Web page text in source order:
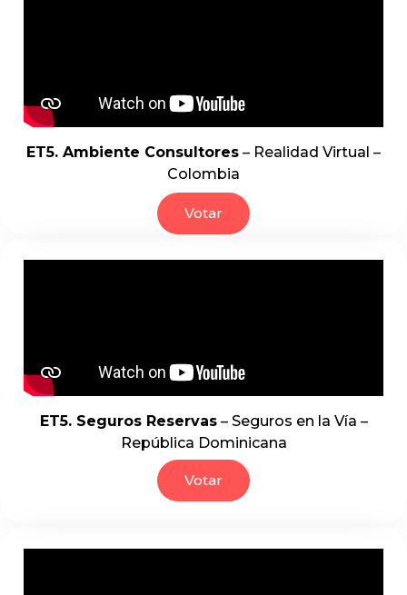
ET5. Ambiente Consultores – Realidad Virtual –
Colombia
Votar
ET5. Seguros Reservas– Seguros en la Vía –
República Dominicana
Votar